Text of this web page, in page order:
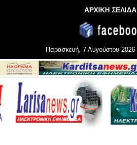
ΑΡΧΙΚΗ ΣΕΛΙΔΑ
Παρασκευή, 7 Αυγούστου 2026